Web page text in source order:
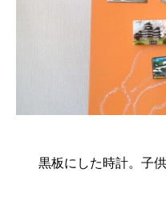
黒板にした時計。子